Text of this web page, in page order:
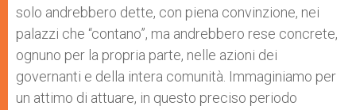
solo andrebbero dette, con piena convinzione, nei
palazzi che “contano”, ma andrebbero rese concrete,
ognuno per la propria parte, nelle azioni dei
governanti e della intera comunità. Immaginiamo per
un attimo di attuare, in questo preciso periodo